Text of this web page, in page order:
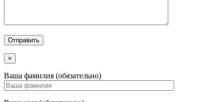
×
Ваша фамилия (обязательно)